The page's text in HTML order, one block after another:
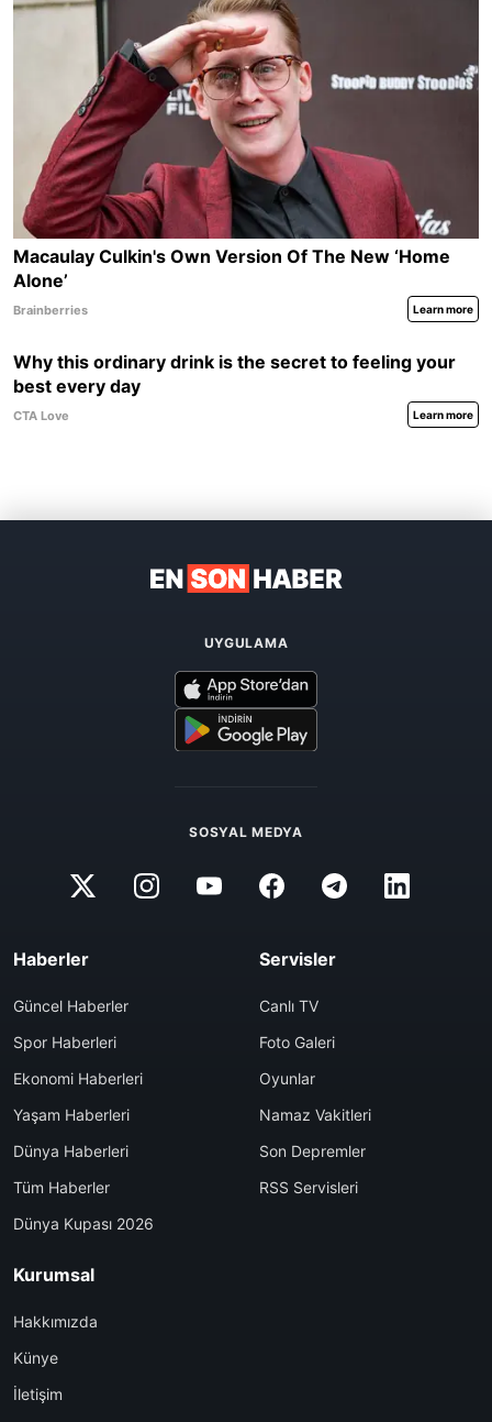
UYGULAMA
SOSYAL MEDYA
Haberler
Güncel Haberler
Spor Haberleri
Ekonomi Haberleri
Yaşam Haberleri
Dünya Haberleri
Tüm Haberler
Dünya Kupası 2026
Servisler
Canlı TV
Foto Galeri
Oyunlar
Namaz Vakitleri
Son Depremler
RSS Servisleri
Kurumsal
Hakkımızda
Künye
İletişim